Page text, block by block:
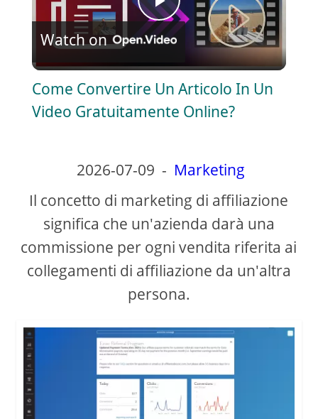
P
l
a
V
i
d
o
Watch on
Come Convertire Un Articolo In Un
Video Gratuitamente Online?
2026-07-09 - Marketing
Il concetto di marketing di affiliazione
significa che un'azienda darà una
commissione per ogni vendita riferita ai
collegamenti di affiliazione da un'altra
persona.